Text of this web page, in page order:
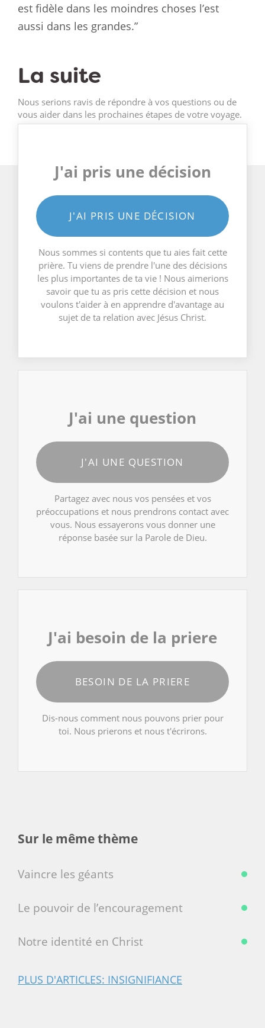
est fidèle dans les moindres choses l’est
aussi dans les grandes.”
La suite
Nous serions ravis de répondre à vos questions ou de
vous aider dans les prochaines étapes de votre voyage.
J'ai pris une décision
J'AI PRIS UNE DÉCISION
Nous sommes si contents que tu aies fait cette
prière. Tu viens de prendre l'une des décisions
les plus importantes de ta vie ! Nous aimerions
savoir que tu as pris cette décision et nous
voulons t'aider à en apprendre d'avantage au
sujet de ta relation avec Jésus Christ.
J'ai une question
J'AI UNE QUESTION
Partagez avec nous vos pensées et vos
préoccupations et nous prendrons contact avec
vous. Nous essayerons vous donner une
réponse basée sur la Parole de Dieu.
J'ai besoin de la priere
BESOIN DE LA PRIERE
Dis-nous comment nous pouvons prier pour
toi. Nous prierons et nous t'écrirons.
Sur le même thème
Vaincre les géants
Le pouvoir de l’encouragement
Notre identité en Christ
PLUS D'ARTICLES: INSIGNIFIANCE